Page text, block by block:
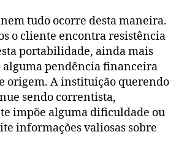
tudo ocorre desta maneira.
o cliente encontra resistência
portabilidade, ainda mais
alguma pendência financeira
origem. A instituição querendo
sendo correntista,
impõe alguma dificuldade ou
informações valiosas sobre